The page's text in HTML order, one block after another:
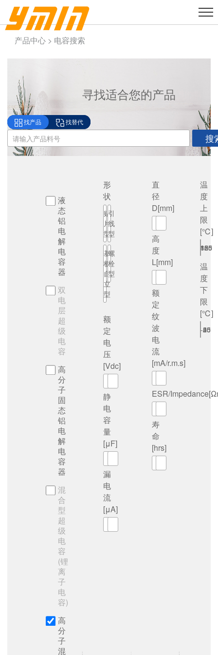
产品中心 > 电容搜索
寻找适合您的产品
找产品 找替代
搜
液
态
铝
电
解
电
容
器
双
电
层
超
级
电
容
高
分
子
固
态
铝
电
解
电
容
器
混
合
型
超
级
电
容
(锂
离
子
电
容)
高
分
子
混
形
状
贴
片
型
引
线
型
基
板
自
立
型
螺
栓
型
额
定
电
压
[Vdc]
静
电
容
量
[μF]
漏
电
流
[μA]
直
径
D[mm]
高
度
L[mm]
额
定
纹
波
电
流
[mA/r.m.s]
ESR/
寿
命
[hrs]
温
度
上
限
[℃]
85
105
125
135
150
温
度
下
限
[℃]
-25
-40
-55